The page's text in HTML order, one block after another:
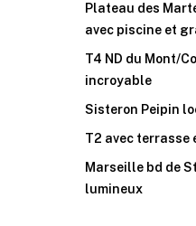
Plateau des
avec piscine et
T4 ND du Mont/
incroyable
Sisteron Peipin
T2 avec terrasse
Marseille bd de
lumineux